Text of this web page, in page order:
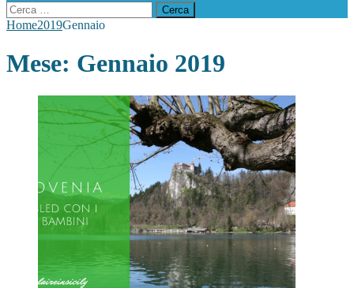
Ricerca
per:
Home2019Gennaio
Mese: Gennaio 2019